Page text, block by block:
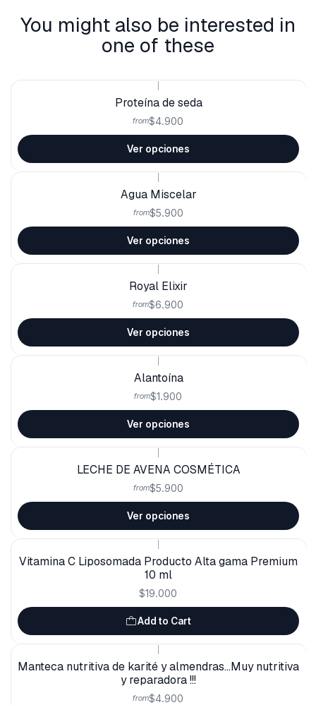
You might also be interested in
one of these
Proteína de seda
from$4.900
Ver opciones
Agua Miscelar
from$5.900
Ver opciones
Royal Elixir
from$6.900
Ver opciones
Alantoína
from$1.900
Ver opciones
LECHE DE AVENA COSMÉTICA
from$5.900
Ver opciones
Vitamina C Liposomada Producto Alta gama Premium
10 ml
$19.000
Add to Cart
Manteca nutritiva de karité y almendras...Muy nutritiva
y reparadora !!!
from$4.900